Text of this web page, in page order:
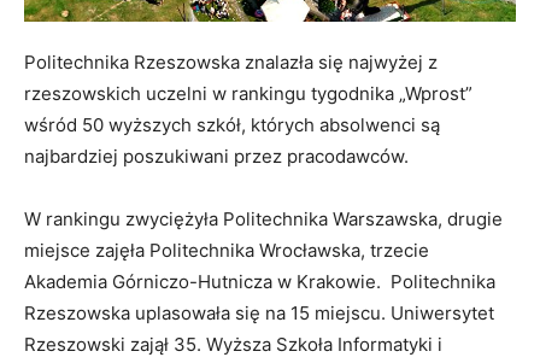
Politechnika Rzeszowska znalazła się najwyżej z
rzeszowskich uczelni w rankingu tygodnika „Wprost”
wśród 50 wyższych szkół, których absolwenci są
najbardziej poszukiwani przez pracodawców.
W rankingu zwyciężyła Politechnika Warszawska, drugie
miejsce zajęła Politechnika Wrocławska, trzecie
Akademia Górniczo-Hutnicza w Krakowie. Politechnika
Rzeszowska uplasowała się na 15 miejscu. Uniwersytet
Rzeszowski zajął 35. Wyższa Szkoła Informatyki i